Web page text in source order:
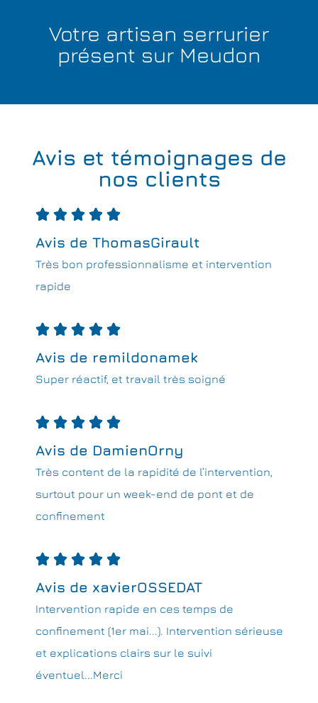
Votre artisan serrurier
présent sur Meudon
Avis et témoignages de
nos clients
    
Avis de ThomasGirault
Très bon professionnalisme et intervention
rapide
    
Avis de remildonamek
Super réactif, et travail très soigné
    
Avis de DamienOrny
Très content de la rapidité de l’intervention,
surtout pour un week-end de pont et de
confinement
    
Avis de xavierOSSEDAT
Intervention rapide en ces temps de
confinement (1er mai...). Intervention sérieuse
et explications clairs sur le suivi
éventuel...Merci